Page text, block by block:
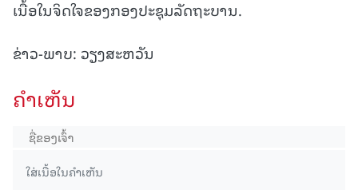
ເນື້ອໃນຈິດໃຈຂອງກອງປະຊຸມລັດຖະບານ.
ຂ່າວ-ພາບ: ວຽງສະຫວັນ
ຄໍາເຫັນ